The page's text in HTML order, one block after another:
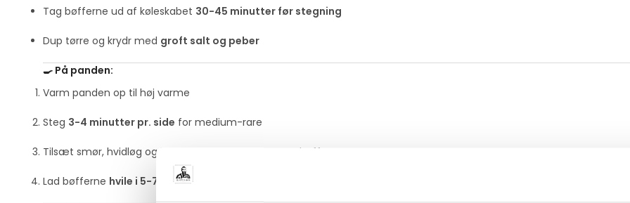
Tag bøfferne ud af køleskabet 30-45 minutter før stegning
Dup tørre og krydr med groft salt og peber
🍳 På panden:
Varm panden op til høj varme
Steg 3-4 minutter pr. side for medium-rare
Tilsæt smør, hvidløg og krydderurter – øs smør over bøffen
Lad bøfferne hvile i 5-7 minutter